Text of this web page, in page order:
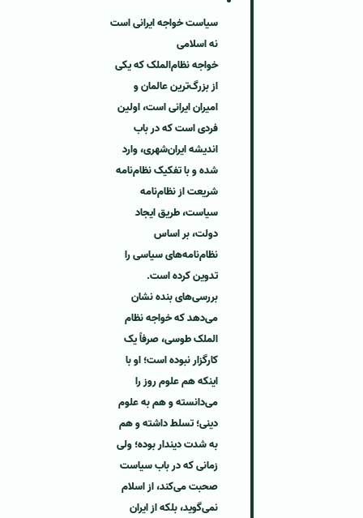
سیاست خواجه ایرانی است
نه اسلامی
خواجه نظام‌الملک که یکی
از بزرگ‌ترین عالمان و
امیران ایرانی است، اولین
فردی است که در باب
اندیشه ایران‌شهری، وارد
شده و با تفکیک نظام‌نامه
شریعت از نظام‌نامه
سیاست، طریق ایجاد
دولت، بر اساس
نظام‌نامه‌های سیاسی را
تدوین کرده است.
بررسی‌های بنده نشان
می‌دهد که خواجه نظام
الملک طوسی، صرفاً یک
کارگزار نبوده است؛ او با
اینکه هم علوم روز را
می‌دانسته و هم به علوم
دینی؛ تسلط داشته و هم
به شدت دیندار بوده؛ ولی
زمانی که در باب سیاست
صحبت می‌کند، از اسلام
نمی‌گوید، بلکه از ایران